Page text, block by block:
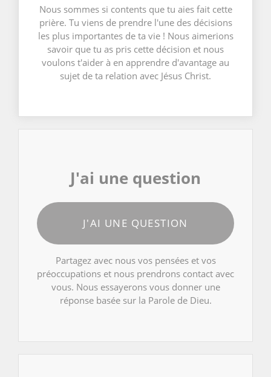
Nous sommes si contents que tu aies fait cette
prière. Tu viens de prendre l'une des décisions
les plus importantes de ta vie ! Nous aimerions
savoir que tu as pris cette décision et nous
voulons t'aider à en apprendre d'avantage au
sujet de ta relation avec Jésus Christ.
J'ai une question
J'AI UNE QUESTION
Partagez avec nous vos pensées et vos
préoccupations et nous prendrons contact avec
vous. Nous essayerons vous donner une
réponse basée sur la Parole de Dieu.